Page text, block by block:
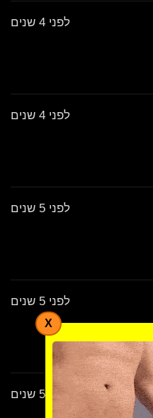
לפני 4 שנים
לפני 4 שנים
לפני 5 שנים
לפני 5 שנים
לפני 5 שנים
X